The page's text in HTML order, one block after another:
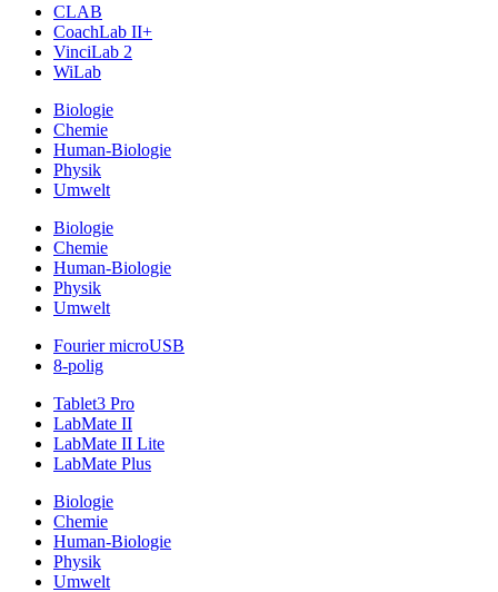
CLAB
CoachLab II+
VinciLab 2
WiLab
Biologie
Chemie
Human-Biologie
Physik
Umwelt
Biologie
Chemie
Human-Biologie
Physik
Umwelt
Fourier microUSB
8-polig
Tablet3 Pro
LabMate II
LabMate II Lite
LabMate Plus
Biologie
Chemie
Human-Biologie
Physik
Umwelt